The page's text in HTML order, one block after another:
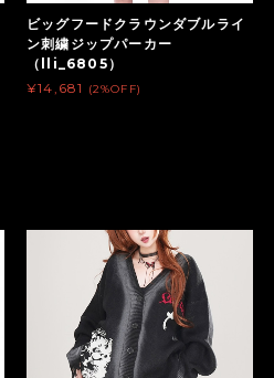
ビッグフードクラウンダブルライ
ン刺繍ジップパーカー
（lli_6805）
¥14,681
(2%OFF)